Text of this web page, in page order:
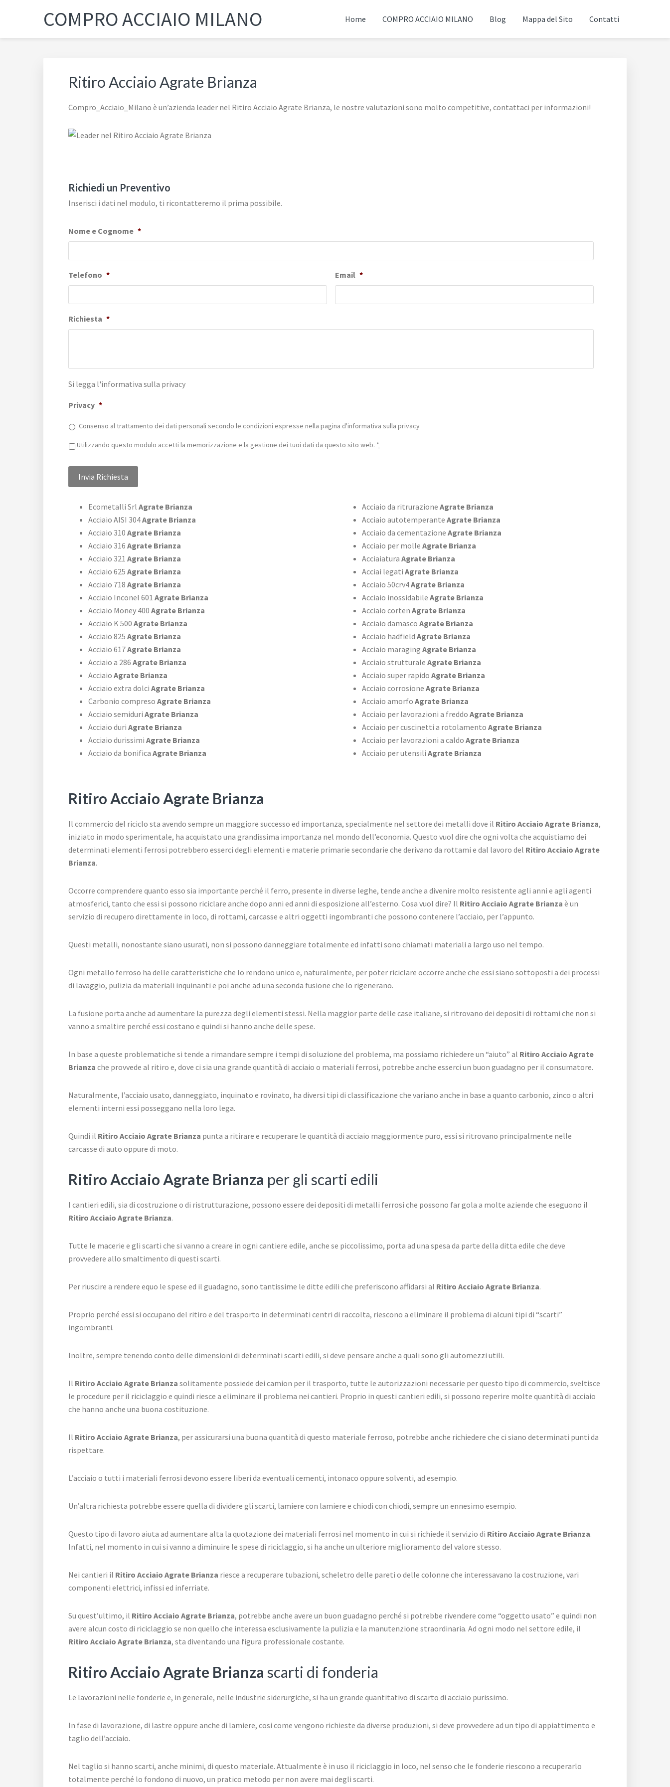
COMPRO ACCIAIO MILANO Home COMPRO ACCIAIO MILANO Blog Mappa del Sito Contatti
Ritiro Acciaio Agrate Brianza
Compro_Acciaio_Milano è un’azienda leader nel Ritiro Acciaio Agrate Brianza, le nostre valutazioni sono molto competitive, contattaci per informazioni!
Richiedi un Preventivo
Inserisci i dati nel modulo, ti ricontatteremo il prima possibile.
Nome e Cognome *
Telefono * Email *
Richiesta *
Si legga l'informativa sulla privacy
Privacy *
Consenso al trattamento dei dati personali secondo le condizioni espresse nella pagina d'informativa sulla privacy
Privacy *
Utilizzando questo modulo accetti la memorizzazione e la gestione dei tuoi dati da questo sito web. *
Ecometalli Srl Agrate Brianza
Acciaio AISI 304Agrate Brianza
Acciaio 310 Agrate Brianza
Acciaio 316 Agrate Brianza
Acciaio 321 Agrate Brianza
Acciaio 625 Agrate Brianza
Acciaio 718 Agrate Brianza
Acciaio Inconel 601 Agrate Brianza
Acciaio Money 400 Agrate Brianza
Acciaio K 500 Agrate Brianza
Acciaio 825 Agrate Brianza
Acciaio 617Agrate Brianza
Acciaio a 286 Agrate Brianza
Acciaio Agrate Brianza
Acciaio extra dolci Agrate Brianza
Carbonio compreso Agrate Brianza
Acciaio semiduri Agrate Brianza
Acciaio duri Agrate Brianza
Acciaio durissimi Agrate Brianza
Acciaio da bonifica Agrate Brianza
Acciaio da ritrurazione Agrate Brianza
Acciaio autotemperante Agrate Brianza
Acciaio da cementazione Agrate Brianza
Acciaio per molle Agrate Brianza
Acciaiatura Agrate Brianza
Acciai legati Agrate Brianza
Acciaio 50crv4Agrate Brianza
Acciaio inossidabile Agrate Brianza
Acciaio corten Agrate Brianza
Acciaio damasco Agrate Brianza
Acciaio hadfield Agrate Brianza
Acciaio maraging Agrate Brianza
Acciaio strutturale Agrate Brianza
Acciaio super rapido Agrate Brianza
Acciaio corrosione Agrate Brianza
Acciaio amorfo Agrate Brianza
Acciaio per lavorazioni a freddo Agrate Brianza
Acciaio per cuscinetti a rotolamento Agrate Brianza
Acciaio per lavorazioni a caldo Agrate Brianza
Acciaio per utensili Agrate Brianza
Ritiro Acciaio Agrate Brianza
Il commercio del riciclo sta avendo sempre un maggiore successo ed importanza, specialmente nel settore dei metalli dove il Ritiro Acciaio Agrate Brianza,
iniziato in modo sperimentale, ha acquistato una grandissima importanza nel mondo dell’economia. Questo vuol dire che ogni volta che acquistiamo dei
determinati elementi ferrosi potrebbero esserci degli elementi e materie primarie secondarie che derivano da rottami e dal lavoro del Ritiro Acciaio Agrate
Brianza.
Occorre comprendere quanto esso sia importante perché il ferro, presente in diverse leghe, tende anche a divenire molto resistente agli anni e agli agenti
atmosferici, tanto che essi si possono riciclare anche dopo anni ed anni di esposizione all’esterno. Cosa vuol dire? Il Ritiro Acciaio Agrate Brianza è un
servizio di recupero direttamente in loco, di rottami, carcasse e altri oggetti ingombranti che possono contenere l’acciaio, per l’appunto.
Questi metalli, nonostante siano usurati, non si possono danneggiare totalmente ed infatti sono chiamati materiali a largo uso nel tempo.
Ogni metallo ferroso ha delle caratteristiche che lo rendono unico e, naturalmente, per poter riciclare occorre anche che essi siano sottoposti a dei processi
di lavaggio, pulizia da materiali inquinanti e poi anche ad una seconda fusione che lo rigenerano.
La fusione porta anche ad aumentare la purezza degli elementi stessi. Nella maggior parte delle case italiane, si ritrovano dei depositi di rottami che non si
vanno a smaltire perché essi costano e quindi si hanno anche delle spese.
In base a queste problematiche si tende a rimandare sempre i tempi di soluzione del problema, ma possiamo richiedere un “aiuto” al Ritiro Acciaio Agrate
Brianza che provvede al ritiro e, dove ci sia una grande quantità di acciaio o materiali ferrosi, potrebbe anche esserci un buon guadagno per il consumatore.
Naturalmente, l’acciaio usato, danneggiato, inquinato e rovinato, ha diversi tipi di classificazione che variano anche in base a quanto carbonio, zinco o altri
elementi interni essi posseggano nella loro lega.
Quindi il Ritiro Acciaio Agrate Brianza punta a ritirare e recuperare le quantità di acciaio maggiormente puro, essi si ritrovano principalmente nelle
carcasse di auto oppure di moto.
Ritiro Acciaio Agrate Brianza per gli scarti edili
I cantieri edili, sia di costruzione o di ristrutturazione, possono essere dei depositi di metalli ferrosi che possono far gola a molte aziende che eseguono il
Ritiro Acciaio Agrate Brianza.
Tutte le macerie e gli scarti che si vanno a creare in ogni cantiere edile, anche se piccolissimo, porta ad una spesa da parte della ditta edile che deve
provvedere allo smaltimento di questi scarti.
Per riuscire a rendere equo le spese ed il guadagno, sono tantissime le ditte edili che preferiscono affidarsi al Ritiro Acciaio Agrate Brianza.
Proprio perché essi si occupano del ritiro e del trasporto in determinati centri di raccolta, riescono a eliminare il problema di alcuni tipi di “scarti”
ingombranti.
Inoltre, sempre tenendo conto delle dimensioni di determinati scarti edili, si deve pensare anche a quali sono gli automezzi utili.
Il Ritiro Acciaio Agrate Brianza solitamente possiede dei camion per il trasporto, tutte le autorizzazioni necessarie per questo tipo di commercio, sveltisce
le procedure per il riciclaggio e quindi riesce a eliminare il problema nei cantieri. Proprio in questi cantieri edili, si possono reperire molte quantità di acciaio
che hanno anche una buona costituzione.
Il Ritiro Acciaio Agrate Brianza, per assicurarsi una buona quantità di questo materiale ferroso, potrebbe anche richiedere che ci siano determinati punti da
rispettare.
L’acciaio o tutti i materiali ferrosi devono essere liberi da eventuali cementi, intonaco oppure solventi, ad esempio.
Un’altra richiesta potrebbe essere quella di dividere gli scarti, lamiere con lamiere e chiodi con chiodi, sempre un ennesimo esempio.
Questo tipo di lavoro aiuta ad aumentare alta la quotazione dei materiali ferrosi nel momento in cui si richiede il servizio di Ritiro Acciaio Agrate Brianza.
Infatti, nel momento in cui si vanno a diminuire le spese di riciclaggio, si ha anche un ulteriore miglioramento del valore stesso.
Nei cantieri il Ritiro Acciaio Agrate Brianza riesce a recuperare tubazioni, scheletro delle pareti o delle colonne che interessavano la costruzione, vari
componenti elettrici, infissi ed inferriate.
Su quest’ultimo, il Ritiro Acciaio Agrate Brianza, potrebbe anche avere un buon guadagno perché si potrebbe rivendere come “oggetto usato” e quindi non
avere alcun costo di riciclaggio se non quello che interessa esclusivamente la pulizia e la manutenzione straordinaria. Ad ogni modo nel settore edile, il
Ritiro Acciaio Agrate Brianza, sta diventando una figura professionale costante.
Ritiro Acciaio Agrate Brianza scarti di fonderia
Le lavorazioni nelle fonderie e, in generale, nelle industrie siderurgiche, si ha un grande quantitativo di scarto di acciaio purissimo.
In fase di lavorazione, di lastre oppure anche di lamiere, cosi come vengono richieste da diverse produzioni, si deve provvedere ad un tipo di appiattimento e
taglio dell’acciaio.
Nel taglio si hanno scarti, anche minimi, di questo materiale. Attualmente è in uso il riciclaggio in loco, nel senso che le fonderie riescono a recuperarlo
totalmente perché lo fondono di nuovo, un pratico metodo per non avere mai degli scarti.